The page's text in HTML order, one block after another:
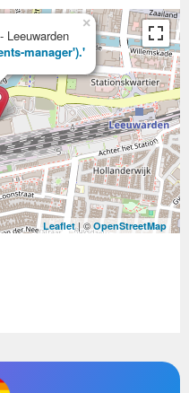
Leeuwarden
manager').'
×
Leaflet| © OpenStreetMap